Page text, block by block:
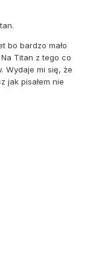
bo bardzo mało
Titan z tego co
Wydaje mi się, że
jak pisałem nie